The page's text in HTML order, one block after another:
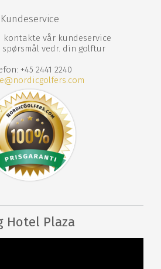
Kundeservice
kontakte vår kundeservice
spørsmål vedr. din golftur
+45 2441 2240
Hotel Plaza